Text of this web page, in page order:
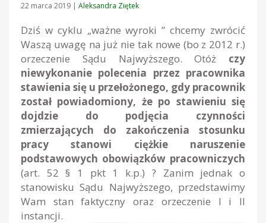
22 marca 2019 | Aleksandra Ziętek
Dziś w cyklu „ważne wyroki ” chcemy zwrócić
Waszą uwagę na już nie tak nowe (bo z 2012 r.)
orzeczenie Sądu Najwyższego. Otóż czy
niewykonanie polecenia przez pracownika
stawienia się u przełożonego, gdy pracownik
został powiadomiony, że po stawieniu się
dojdzie do podjęcia czynności
zmierzających do zakończenia stosunku
pracy stanowi ciężkie naruszenie
podstawowych obowiązków pracowniczych
(art. 52 § 1 pkt 1 k.p.) ? Zanim jednak o
stanowisku Sądu Najwyższego, przedstawimy
Wam stan faktyczny oraz orzeczenie I i II
instancji.